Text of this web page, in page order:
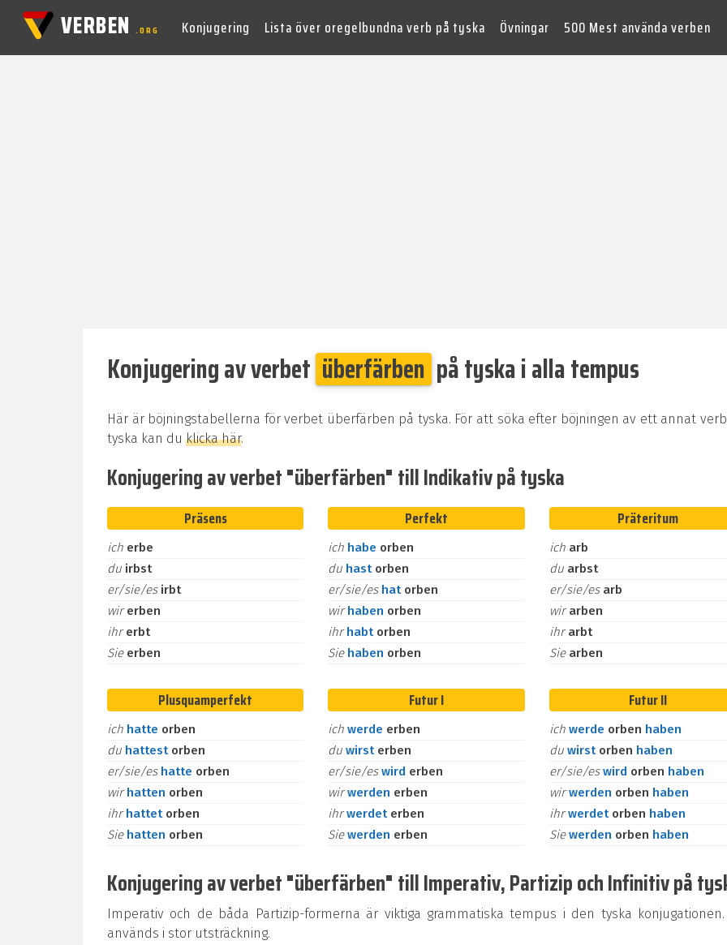
VERBEN.ORG Konjugering Lista över oregelbundna verb på tyska Övningar 500 Mest använda verben
Konjugering av verbet überfärben på tyska i alla tempus
Här är böjningstabellerna för verbet überfärben på tyska. För att söka efter böjningen av ett annat
tyska kan du klicka här.
Konjugering av verbet "überfärben" till Indikativ på tyska
Präsens
ich erbe
du irbst
er/sie/es irbt
wirerben
ihrerbt
Sie erben
Perfekt
ich habe orben
du hast orben
er/sie/es hat orben
wirhaben orben
ihrhabt orben
Sie haben orben
Präteritum
ich arb
du arbst
er/sie/es arb
wirarben
ihrarbt
Sie arben
Plusquamperfekt
ich hatte orben
du hattest orben
er/sie/es hatte orben
wirhatten orben
ihrhattet orben
Sie hatten orben
Futur I
ichwerde erben
duwirst erben
er/sie/eswird erben
wirwerden erben
ihrwerdet erben
Siewerden erben
Futur II
ich werde orben haben
du wirst orben haben
er/sie/eswird orben haben
wirwerden orben haben
ihrwerdet orben haben
Siewerden orben haben
Konjugering av verbet "überfärben" till Imperativ, Partizip och Infinitiv på
Imperativ och de båda Partizip-formerna är viktiga grammatiska tempus i den tyska konjugationen.
används i stor utsträckning.